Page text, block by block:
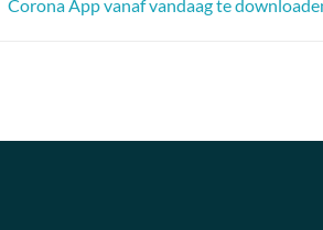
Corona App vanaf vandaag te